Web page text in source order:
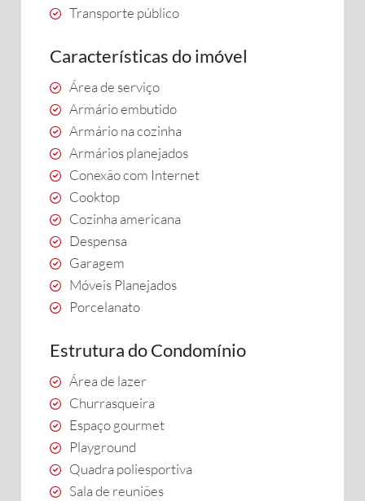
Transporte público
Características do imóvel
Área de serviço
Armário embutido
Armário na cozinha
Armários planejados
Conexão com Internet
Cooktop
Cozinha americana
Despensa
Garagem
Móveis Planejados
Porcelanato
Estrutura do Condomínio
Área de lazer
Churrasqueira
Espaço gourmet
Playground
Quadra poliesportiva
Sala de reuniões